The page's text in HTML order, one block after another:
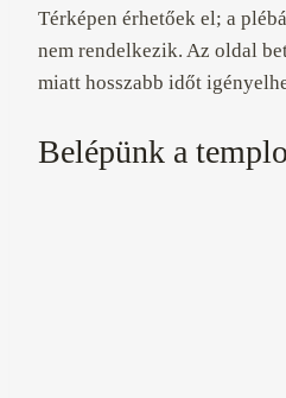
Térképen érhetőek el; a
nem rendelkezik. Az oldal
miatt hosszabb időt
Belépünk a